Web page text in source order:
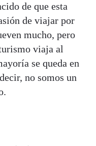
de que esta
de viajar por
mucho, pero
viaja al
se queda en
no somos un